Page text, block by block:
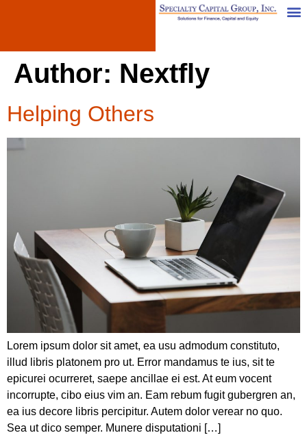
Author: Nextfly
Helping Others
Lorem ipsum dolor sit amet, ea usu admodum constituto,
illud libris platonem pro ut. Error mandamus te ius, sit te
epicurei ocurreret, saepe ancillae ei est. At eum vocent
incorrupte, cibo eius vim an. Eam rebum fugit gubergren an,
ea ius decore libris percipitur. Autem dolor verear no quo.
Sea ut dico semper. Munere disputationi […]